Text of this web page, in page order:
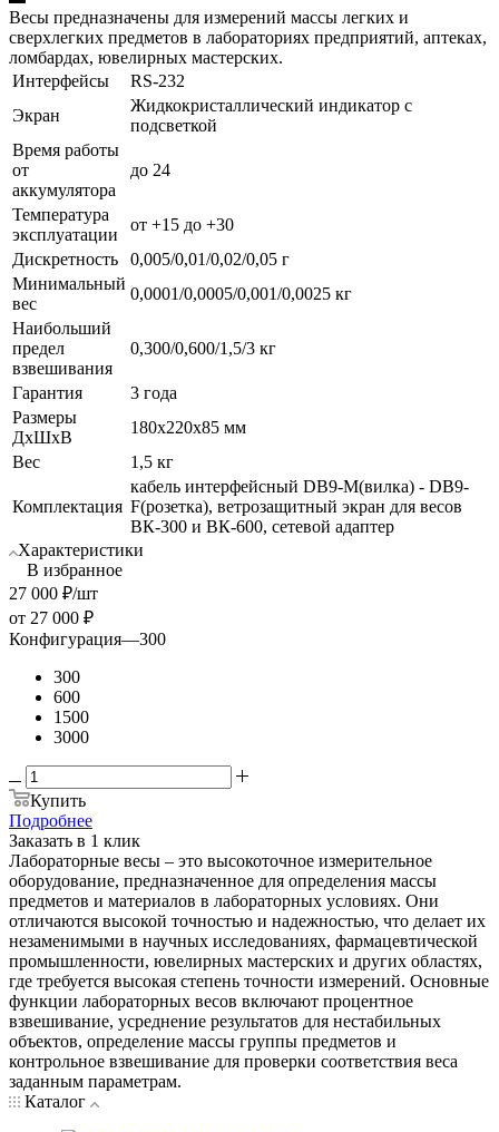
Весы предназначены для измерений массы легких и
сверхлегких предметов в лабораториях предприятий, аптеках,
ломбардах, ювелирных мастерских.
Интерфейсы
RS-232
Экран
Жидкокристаллический индикатор с
подсветкой
Время работы
от
аккумулятора
до 24
Температура
эксплуатации
от +15 до +30
Дискретность
0,005/0,01/0,02/0,05 г
Минимальный
вес
0,0001/0,0005/0,001/0,0025 кг
Наибольший
предел
взвешивания
0,300/0,600/1,5/3 кг
Гарантия
3 года
Размеры
ДхШхВ
180х220х85 мм
Вес
1,5 кг
Комплектация
кабель интерфейсный DB9-M(вилка) - DB9-
F(розетка), ветрозащитный экран для весов
ВК-300 и ВК-600, сетевой адаптер
Характеристики
В избранное
27 000 ₽/шт
от 27 000 ₽
Конфигурация—300
300
600
1500
3000
Купить
Подробнее
Заказать в 1 клик
Лабораторные весы – это высокоточное измерительное
оборудование, предназначенное для определения массы
предметов и материалов в лабораторных условиях. Они
отличаются высокой точностью и надежностью, что делает их
незаменимыми в научных исследованиях, фармацевтической
промышленности, ювелирных мастерских и других областях,
где требуется высокая степень точности измерений. Основные
функции лабораторных весов включают процентное
взвешивание, усреднение результатов для нестабильных
объектов, определение массы группы предметов и
контрольное взвешивание для проверки соответствия веса
заданным параметрам.
Каталог